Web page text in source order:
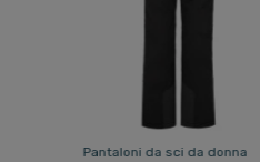
Pantaloni da sci da donna